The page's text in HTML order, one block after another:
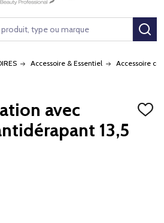
Accessoire & Essentiel Accessoire
avec
13,5